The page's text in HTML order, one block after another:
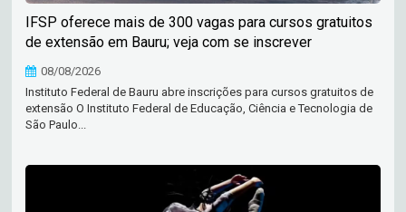
IFSP oferece mais de 300 vagas para cursos gratuitos
de extensão em Bauru; veja com se inscrever
08/08/2026
Instituto Federal de Bauru abre inscrições para cursos gratuitos de
extensão O Instituto Federal de Educação, Ciência e Tecnologia de
São Paulo...